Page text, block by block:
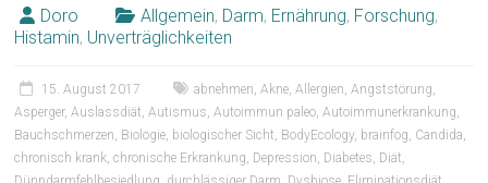
Doro Allgemein, Darm, Ernährung, Forschung,
Histamin, Unverträglichkeiten
15. August 2017 abnehmen ,Akne ,Allergien ,Angststörung
Asperger,Auslassdiät ,Autismus ,Autoimmun paleo ,Autoimmunerkrankung
Bauchschmerzen Biologie biologischer Sicht BodyEcology, brainfog Candida
chronisch krank ,chronische Erkrankung Depression Diabetes Diät